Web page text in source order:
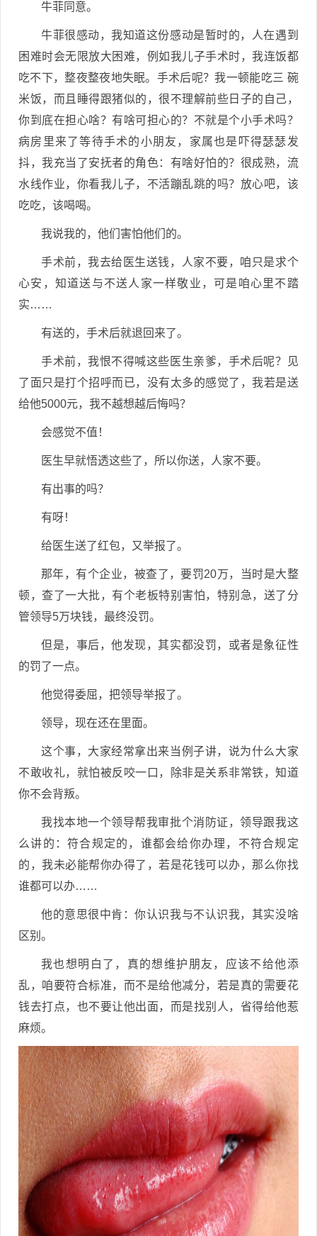
牛菲同意。
牛菲很感动，我知道这份感动是暂时的，人在遇到
困难时会无限放大困难，例如我儿子手术时，我连饭都
吃不下，整夜整夜地失眠。手术后呢？我一顿能吃三 碗
米饭，而且睡得跟猪似的，很不理解前些日子的自己，
你到底在担心啥？有啥可担心的？不就是个小手术吗？
病房里来了等待手术的小朋友，家属也是吓得瑟瑟发
抖，我充当了安抚者的角色：有啥好怕的？很成熟，流
水线作业，你看我儿子，不活蹦乱跳的吗？放心吧，该
吃吃，该喝喝。
我说我的，他们害怕他们的。
手术前，我去给医生送钱，人家不要，咱只是求个
心安，知道送与不送人家一样敬业，可是咱心里不踏
实……
有送的，手术后就退回来了。
手术前，我恨不得喊这些医生亲爹，手术后呢？见
了面只是打个招呼而已，没有太多的感觉了，我若是送
给他5000元，我不越想越后悔吗？
会感觉不值！
医生早就悟透这些了，所以你送，人家不要。
有出事的吗？
有呀！
给医生送了红包，又举报了。
那年，有个企业，被查了，要罚20万，当时是大整
顿，查了一大批，有个老板特别害怕，特别急，送了分
管领导5万块钱，最终没罚。
但是，事后，他发现，其实都没罚，或者是象征性
的罚了一点。
他觉得委屈，把领导举报了。
领导，现在还在里面。
这个事，大家经常拿出来当例子讲，说为什么大家
不敢收礼，就怕被反咬一口，除非是关系非常铁，知道
你不会背叛。
我找本地一个领导帮我审批个消防证，领导跟我这
么讲的：符合规定的，谁都会给你办理，不符合规定
的，我未必能帮你办得了，若是花钱可以办，那么你找
谁都可以办……
他的意思很中肯：你认识我与不认识我，其实没啥
区别。
我也想明白了，真的想维护朋友，应该不给他添
乱，咱要符合标准，而不是给他减分，若是真的需要花
钱去打点，也不要让他出面，而是找别人，省得给他惹
麻烦。